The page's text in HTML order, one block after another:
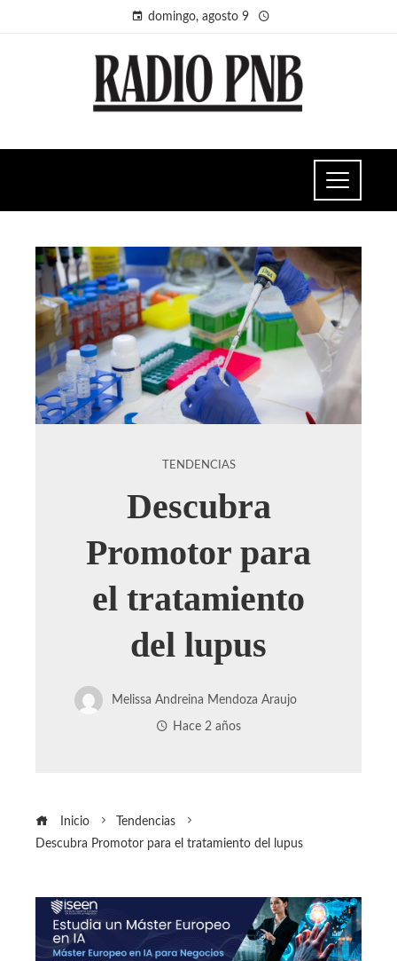
domingo, agosto 9
TENDENCIAS
Descubra
Promotor para
el tratamiento
del lupus
Melissa Andreina Mendoza Araujo
Hace 2 años
Inicio
Tendencias
Descubra Promotor para el tratamiento del lupus